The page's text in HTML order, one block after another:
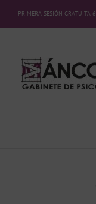
contenido
PRIMERA SESIÓN